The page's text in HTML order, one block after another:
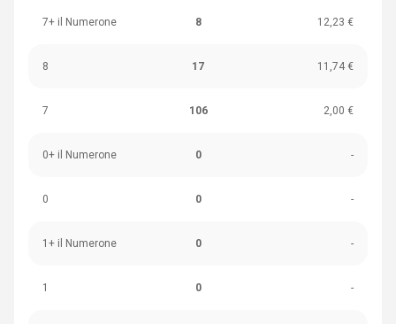
7+ il Numerone 8 12,23 €
8 17 11,74 €
7 106 2,00 €
0+ il Numerone 0 -
0 0 -
1+ il Numerone 0 -
1 0 -